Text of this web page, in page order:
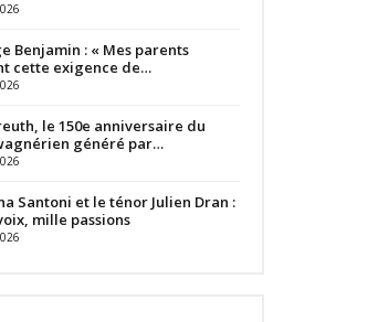
Benjamin : « Mes parents
cette exigence de…
le 150e anniversaire du
généré par…
Santoni et le ténor Julien Dran :
mille passions